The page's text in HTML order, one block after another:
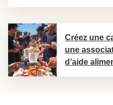
Créez une
une
d’aide